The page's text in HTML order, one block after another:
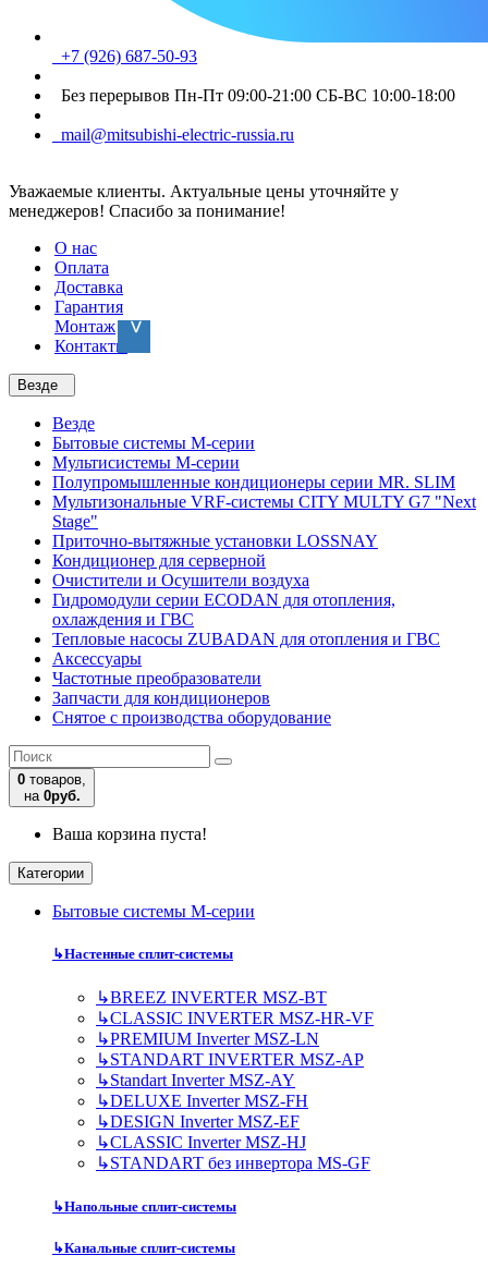
+7 (926) 687-50-93
Без перерывов Пн-Пт 09:00-21:00 СБ-ВС 10:00-18:00
mail@mitsubishi-electric-russia.ru
Уважаемые клиенты. Актуальные цены уточняйте у
менеджеров! Спасибо за понимание!
О нас
Оплата
Доставка
Гарантия
Монтаж
Контакты
Везде
Везде
Бытовые системы M-серии
Мультисистемы M-серии
Полупромышленные кондиционеры серии MR. SLIM
Мультизональные VRF-системы CITY MULTY G7 "Next
Stage"
Приточно-вытяжные установки LOSSNAY
Кондиционер для серверной
Очистители и Осушители воздуха
Гидромодули серии ECODAN для отопления,
охлаждения и ГВС
Тепловые насосы ZUBADAN для отопления и ГВС
Аксесcуары
Частотные преобразователи
Запчасти для кондиционеров
Снятое с производства оборудование
0 товаров,
на 0руб.
Ваша корзина пуста!
Категории
Бытовые системы M-серии
↳Настенные сплит-системы
↳BREEZ INVERTER MSZ-BT
↳CLASSIC INVERTER MSZ-HR-VF
↳PREMIUM Inverter MSZ-LN
↳STANDART INVERTER MSZ-AP
↳Standart Inverter MSZ-AY
↳DELUXE Inverter MSZ-FH
↳DESIGN Inverter MSZ-EF
↳CLASSIC Inverter MSZ-HJ
↳STANDART без инвертора MS-GF
↳Напольные сплит-системы
↳Канальные сплит-системы